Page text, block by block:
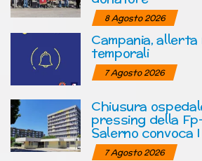
8 Agosto 2026
Campania,
temporali
7 Agosto 2026
Chiusura
pressing della
Salerno convoca
7 Agosto 2026